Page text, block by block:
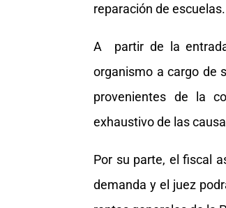
reparación de escuelas.
A partir de la
organismo a cargo de
provenientes de la
exhaustivo de las
Por su parte, el fiscal
demanda y el juez